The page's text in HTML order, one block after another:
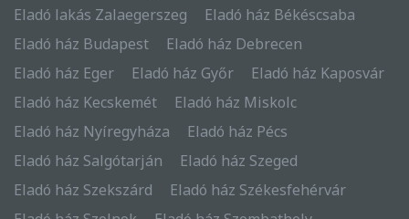
Eladó lakás Zalaegerszeg
Eladó ház Békéscsaba
Eladó ház Budapest
Eladó ház Debrecen
Eladó ház Eger
Eladó ház Győr
Eladó ház Kaposvár
Eladó ház Kecskemét
Eladó ház Miskolc
Eladó ház Nyíregyháza
Eladó ház Pécs
Eladó ház Salgótarján
Eladó ház Szeged
Eladó ház Szekszárd
Eladó ház Székesfehérvár